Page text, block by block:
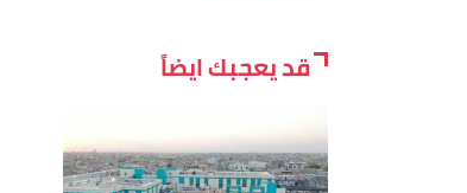
قد يعجبك ايضاً